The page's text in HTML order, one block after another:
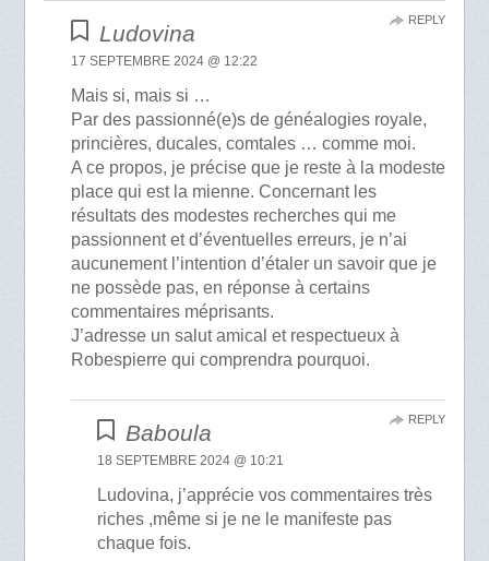
Ludovina
17 SEPTEMBRE 2024 @ 12:22
Mais si, mais si …
Par des passionné(e)s de généalogies royale,
princières, ducales, comtales … comme moi.
A ce propos, je précise que je reste à la modeste
place qui est la mienne. Concernant les
résultats des modestes recherches qui me
passionnent et d’éventuelles erreurs, je n’ai
aucunement l’intention d’étaler un savoir que je
ne possède pas, en réponse à certains
commentaires méprisants.
J’adresse un salut amical et respectueux à
Robespierre qui comprendra pourquoi.
REPLY
Baboula
18 SEPTEMBRE 2024 @ 10:21
Ludovina, j’apprécie vos commentaires très
riches ,même si je ne le manifeste pas
chaque fois.
REPLY